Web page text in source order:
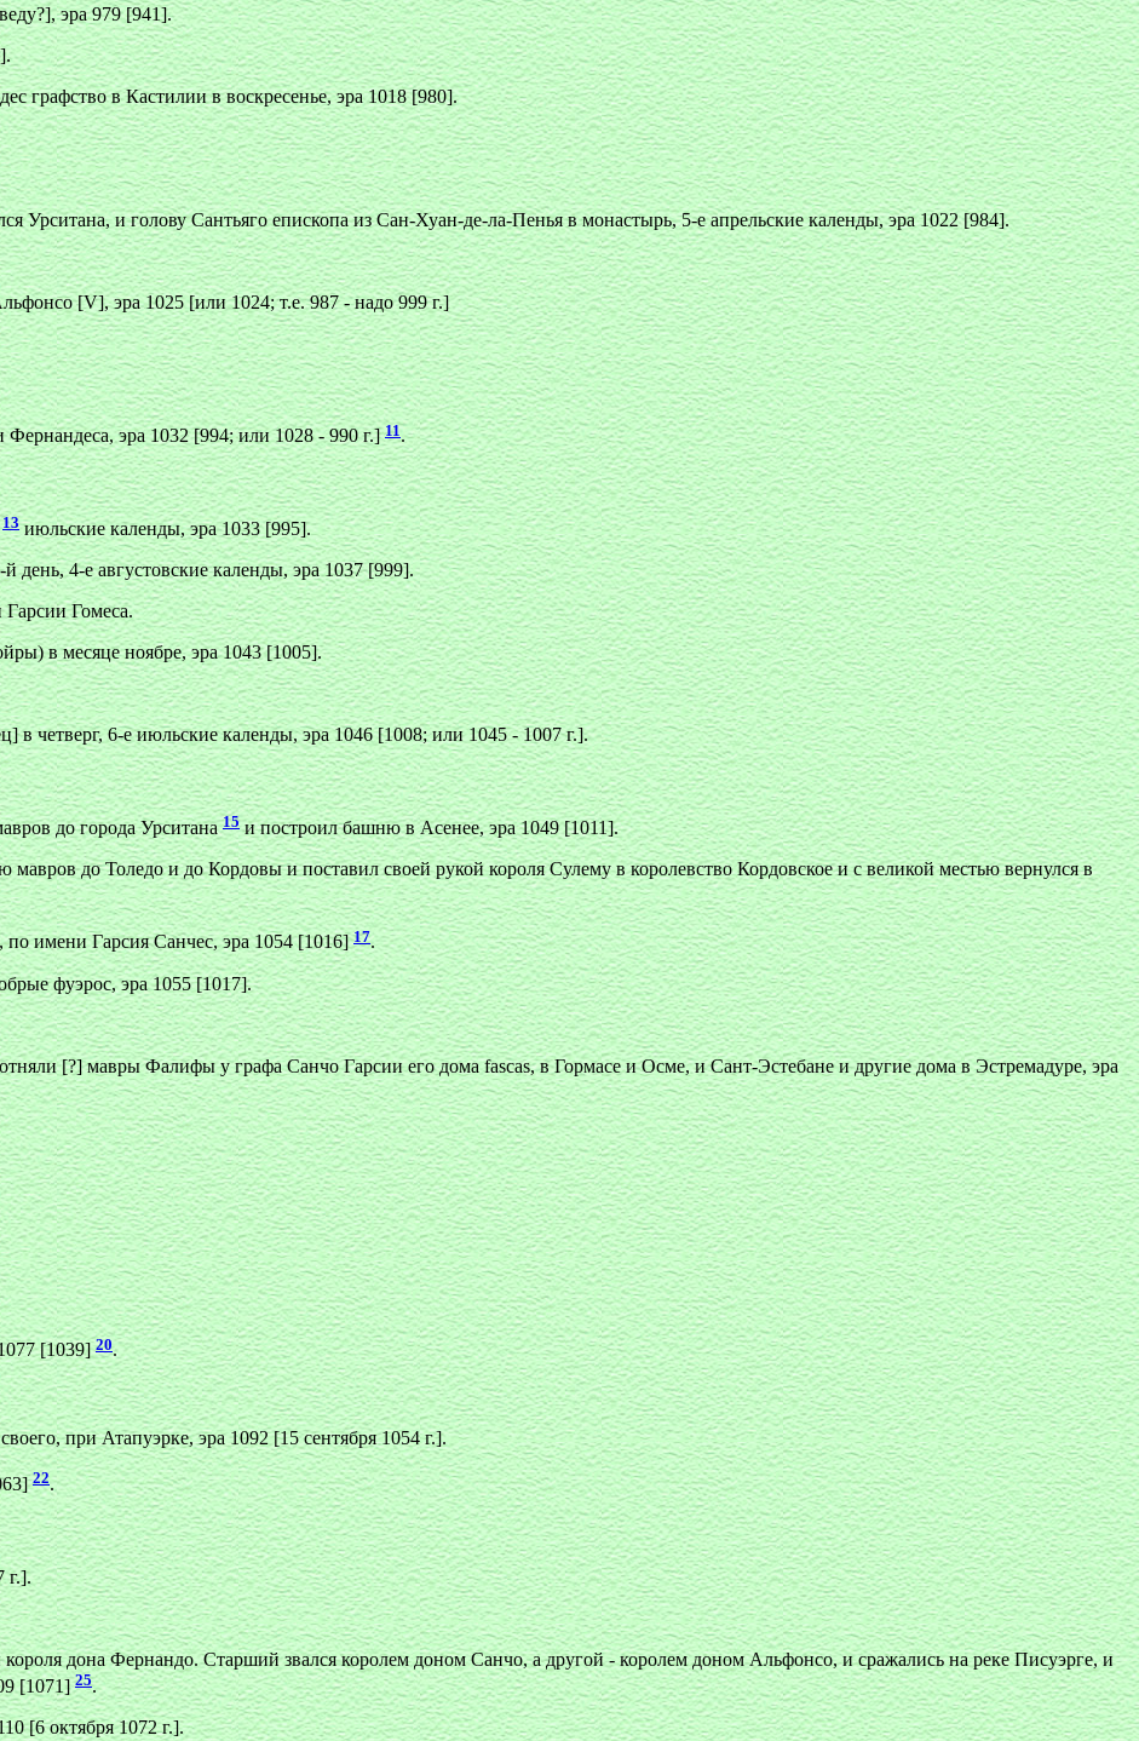
эра 979 [941].
графство в Кастилии в воскресенье, эра 1018 [980].
Урситана, и голову Сантьяго епископа из Сан-Хуан-де-ла-Пенья в монастырь, 5-е апрельские календы, эра 1022 [984].
[V], эра 1025 [или 1024; т.е. 987 - надо 999 г.]
Фернандеса, эра 1032 [994; или 1028 - 990 г.]11.
13июльские календы, эра 1033 [995].
день, 4-е августовские календы, эра 1037 [999].
Гомеса.
в месяце ноябре, эра 1043 [1005].
в четверг, 6-е июльские календы, эра 1046 [1008; или 1045 - 1007 г.].
до города Урситана15и построил башню в Асенее, эра 1049 [1011].
до Толедо и до Кордовы и поставил своей рукой короля Сулему в королевство Кордовское и с великой местью вернулся в
по имени Гарсия Санчес, эра 1054 [1016]17.
фуэрос, эра 1055 [1017].
[?] мавры Фалифы у графа Санчо Гарсии его дома fascas, в Гормасе и Осме, и Сант-Эстебане и другие дома в Эстремадуре, эра
[1039]20.
при Атапуэрке, эра 1092 [15 сентября 1054 г.].
22.
г.].
дона Фернандо. Старший звался королем доном Санчо, а другой - королем доном Альфонсо, и сражались на реке Писуэрге, и
[1071]25.
[6 октября 1072 г.].